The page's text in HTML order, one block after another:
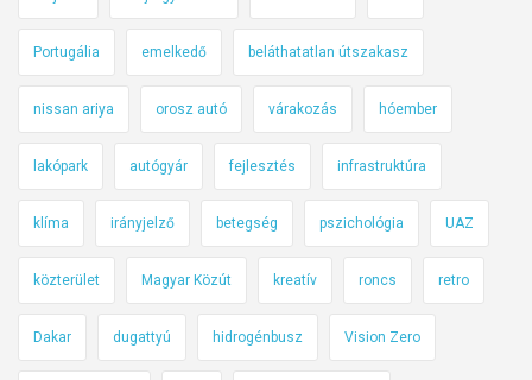
Portugália emelkedő beláthatatlan útszakasz
nissan ariya orosz autó várakozás hóember
lakópark autógyár fejlesztés infrastruktúra
klíma irányjelző betegség pszichológia UAZ
közterület Magyar Közút kreatív roncs retro
Dakar dugattyú hidrogénbusz Vision Zero